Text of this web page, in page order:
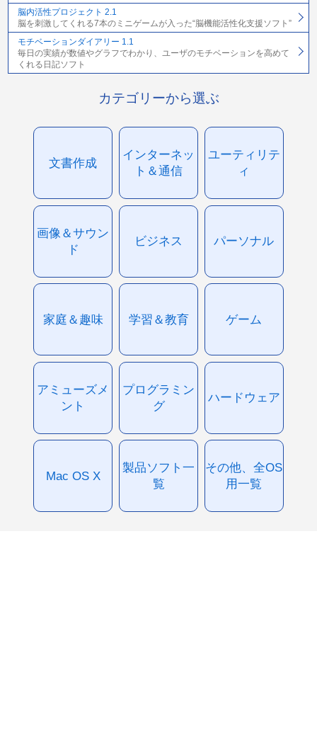
脳内活性プロジェクト 2.1
脳を刺激してくれる7本のミニゲームが入った“脳機能活性化支援ソフト”
モチベーションダイアリー 1.1
毎日の実績が数値やグラフでわかり、ユーザのモチベーションを高めて
くれる日記ソフト
カテゴリーから選ぶ
文書作成
インターネッ
ト＆通信
ユーティリテ
ィ
画像＆サウン
ド
ビジネス パーソナル
家庭＆趣味 学習＆教育 ゲーム
アミューズメ
ント
プログラミン
グ
ハードウェア
Mac OS X
製品ソフト一
覧
その他、全OS
用一覧